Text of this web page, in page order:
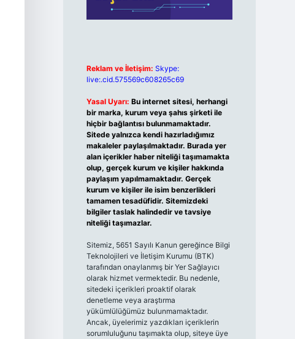
Reklam ve İletişim: Skype:
live:.cid.575569c608265c69
Yasal Uyarı: Bu internet sitesi, herhangi
bir marka, kurum veya şahıs şirketi ile
hiçbir bağlantısı bulunmamaktadır.
Sitede yalnızca kendi hazırladığımız
makaleler paylaşılmaktadır. Burada yer
alan içerikler haber niteliği taşımamakta
olup, gerçek kurum ve kişiler hakkında
paylaşım yapılmamaktadır. Gerçek
kurum ve kişiler ile isim benzerlikleri
tamamen tesadüfidir. Sitemizdeki
bilgiler taslak halindedir ve tavsiye
niteliği taşımazlar.
Sitemiz, 5651 Sayılı Kanun gereğince Bilgi
Teknolojileri ve İletişim Kurumu (BTK)
tarafından onaylanmış bir Yer Sağlayıcı
olarak hizmet vermektedir. Bu nedenle,
sitedeki içerikleri proaktif olarak
denetleme veya araştırma
yükümlülüğümüz bulunmamaktadır.
Ancak, üyelerimiz yazdıkları içeriklerin
sorumluluğunu taşımakta olup, siteye üye